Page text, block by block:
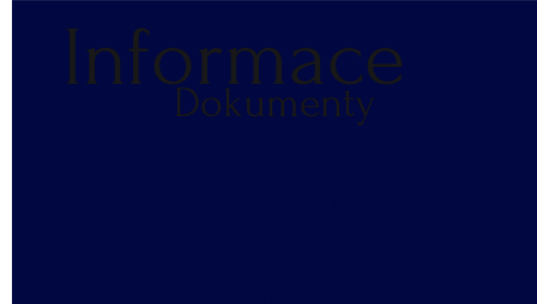
Dokumenty
Informace